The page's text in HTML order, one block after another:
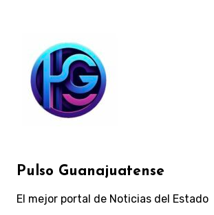
contenido
Pulso Guanajuatense
El mejor portal de Noticias del Estado